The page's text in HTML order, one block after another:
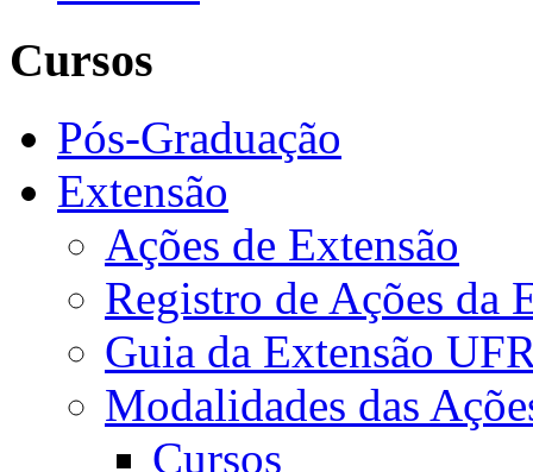
Cursos
Pós-Graduação
Extensão
Ações de Extensão
Registro de Ações da
Guia da Extensão
Modalidades das
Cursos